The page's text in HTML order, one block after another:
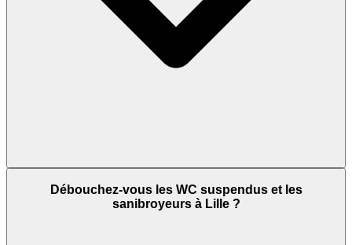
Débouchez-vous les WC suspendus et les
sanibroyeurs à Lille ?